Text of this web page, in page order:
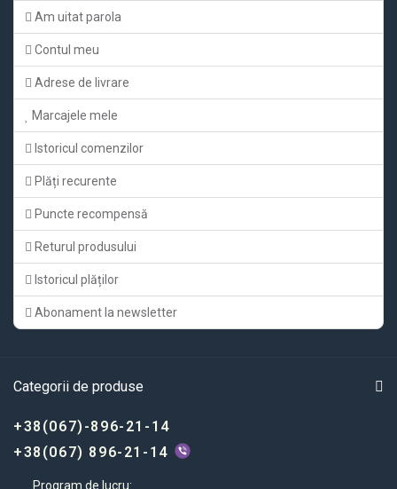
Am uitat parola
Contul meu
Adrese de livrare
Marcajele mele
Istoricul comenzilor
Plăți recurente
Puncte recompensă
Returul produsului
Istoricul plăților
Abonament la newsletter
Categorii de produse
+38(067)-896-21-14
+38(067) 896-21-14
Program de lucru: